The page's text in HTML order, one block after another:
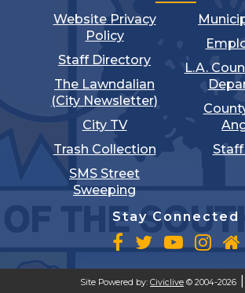
Website Privacy
Policy
Staff Directory
The Lawndalian
(City Newsletter)
City TV
Trash Collection
SMS Street
Sweeping
L.A.
Stay Connected
Site Powered by: Civiclive © 2004-2026